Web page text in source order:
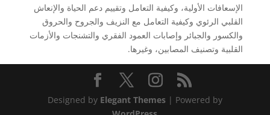
الإسعافات الأولية، وكيفية التعامل وتقييم دعم الحياة والإنعاش
القلبي الرئوي وكيفية التعامل مع النزيف والجروح والحروق
والكسور والجبائر وإصابات العمود الفقري والتشنجات والأزمات
القلبية وتصنيف المصابين، وغيرها.
Designed by Elegant Themes| Powered by